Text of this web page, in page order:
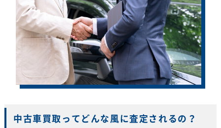
中古車買取ってどんな風に査定されるの？